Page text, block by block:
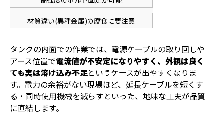
材質違い(異種金属)の腐食に要注意
タンクの内面での作業では、電源ケーブルの取り回しや
アース位置で電流値が不安定になりやすく、外観は良く
ても実は溶け込み不足というケースが出やすくなりま
す。電力の余裕がない現場ほど、延長ケーブルを短くす
る・同時使用機械を減らすといった、地味な工夫が品質
に直結します。